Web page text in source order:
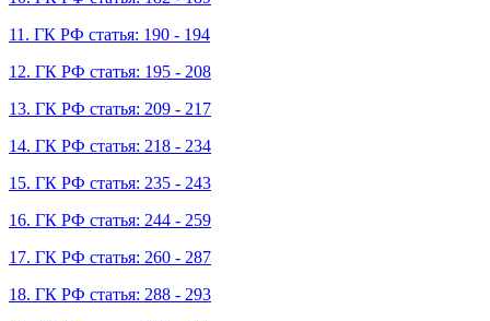
11. ГК РФ статья: 190 - 194
12. ГК РФ статья: 195 - 208
13. ГК РФ статья: 209 - 217
14. ГК РФ статья: 218 - 234
15. ГК РФ статья: 235 - 243
16. ГК РФ статья: 244 - 259
17. ГК РФ статья: 260 - 287
18. ГК РФ статья: 288 - 293